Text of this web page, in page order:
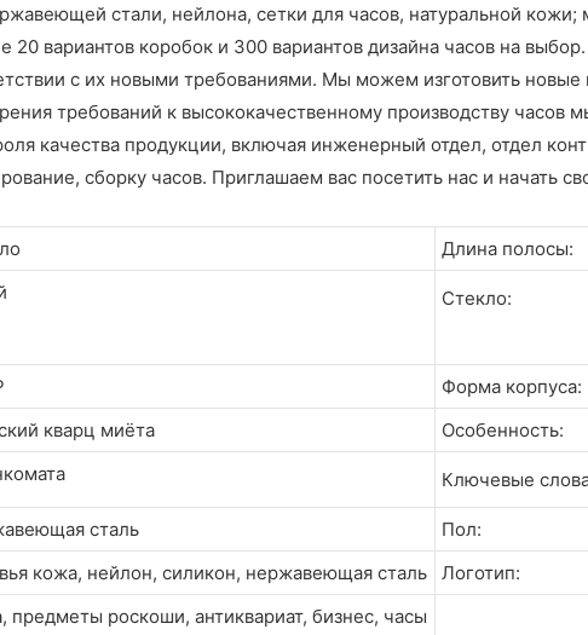
стали, нейлона, сетки для часов, натуральной
20 вариантов коробок и 300 вариантов дизайна часов на
с их новыми требованиями. Мы можем изготовить новые
требований к высококачественному производству
качества продукции, включая инженерный отдел, отдел
сборку часов. Приглашаем вас посетить нас и начать
Длина полосы:
Стекло:
Форма корпуса:
кварц миёта Особенность:
Ключевые
сталь Пол:
кожа, нейлон, силикон, нержавеющая сталь Логотип:
предметы роскоши, антиквариат, бизнес, часы